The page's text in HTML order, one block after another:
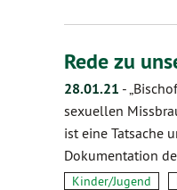
Rede zu
28.01.21 -
sexuellen
ist eine Tatsache
Dokumentation
Kinder/Jugend